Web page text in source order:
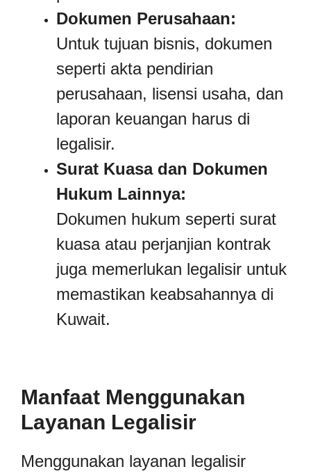
Dokumen Perusahaan:
Untuk tujuan bisnis, dokumen
seperti akta pendirian
perusahaan, lisensi usaha, dan
laporan keuangan harus di
legalisir.
Surat Kuasa dan Dokumen
Hukum Lainnya:
Dokumen hukum seperti surat
kuasa atau perjanjian kontrak
juga memerlukan legalisir untuk
memastikan keabsahannya di
Kuwait.
Manfaat Menggunakan
Layanan Legalisir
Menggunakan layanan legalisir